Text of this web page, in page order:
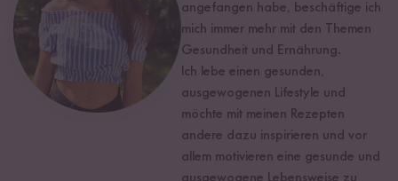
angefangen habe, beschäftige ich
mich immer mehr mit den Themen
Gesundheit und Ernährung.
Ich lebe einen gesunden,
ausgewogenen Lifestyle und
möchte mit meinen Rezepten
andere dazu inspirieren und vor
allem motivieren eine gesunde und